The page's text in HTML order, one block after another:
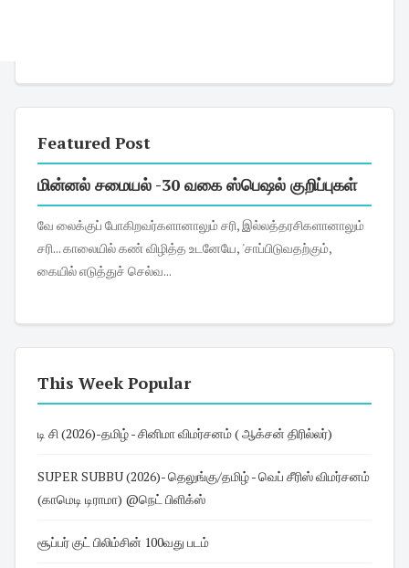
Featured Post
மின்னல் சமையல் -30 வகை ஸ்பெஷல் குறிப்புகள்
வே லைக்குப் போகிறவர்களானாலும் சரி, இல்லத்தரசிகளானாலும்
சரி... காலையில் கண் விழித்த உடனேயே, 'சாப்பிடுவதற்கும்,
கையில் எடுத்துச் செல்வ...
This Week Popular
டி சி (2026)-தமிழ் - சினிமா விமர்சனம் ( ஆக்சன் திரில்லர்)
SUPER SUBBU (2026)- தெலுங்கு/தமிழ் - வெப் சீரிஸ் விமர்சனம்
(காமெடி டிராமா) @நெட் பிளிக்ஸ்
சூப்பர் குட் பிலிம்சின் 100வது படம்